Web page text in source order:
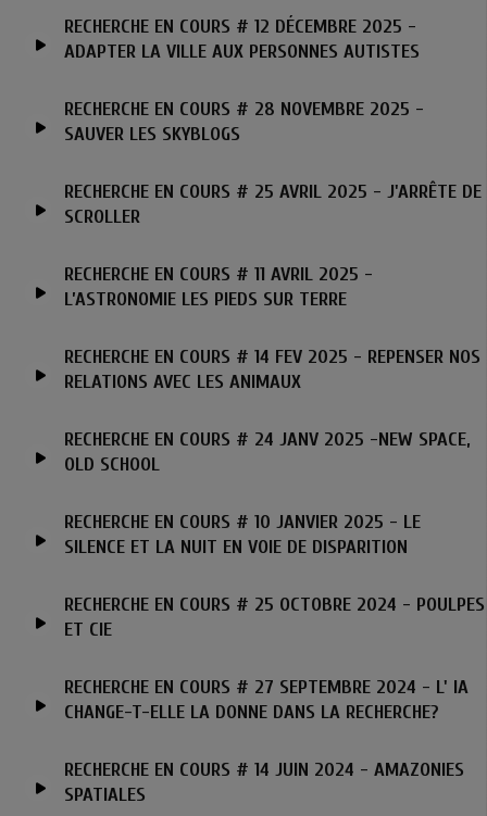
RECHERCHE EN COURS # 12 DÉCEMBRE 2025 -
ADAPTER LA VILLE AUX PERSONNES AUTISTES
RECHERCHE EN COURS # 28 NOVEMBRE 2025 -
SAUVER LES SKYBLOGS
RECHERCHE EN COURS # 25 AVRIL 2025 - J'ARRÊTE DE
SCROLLER
RECHERCHE EN COURS # 11 AVRIL 2025 -
L’ASTRONOMIE LES PIEDS SUR TERRE
RECHERCHE EN COURS # 14 FEV 2025 - REPENSER NOS
RELATIONS AVEC LES ANIMAUX
RECHERCHE EN COURS # 24 JANV 2025 -NEW SPACE,
OLD SCHOOL
RECHERCHE EN COURS # 10 JANVIER 2025 - LE
SILENCE ET LA NUIT EN VOIE DE DISPARITION
RECHERCHE EN COURS # 25 OCTOBRE 2024 - POULPES
ET CIE
RECHERCHE EN COURS # 27 SEPTEMBRE 2024 - L' IA
CHANGE-T-ELLE LA DONNE DANS LA RECHERCHE?
RECHERCHE EN COURS # 14 JUIN 2024 - AMAZONIES
SPATIALES